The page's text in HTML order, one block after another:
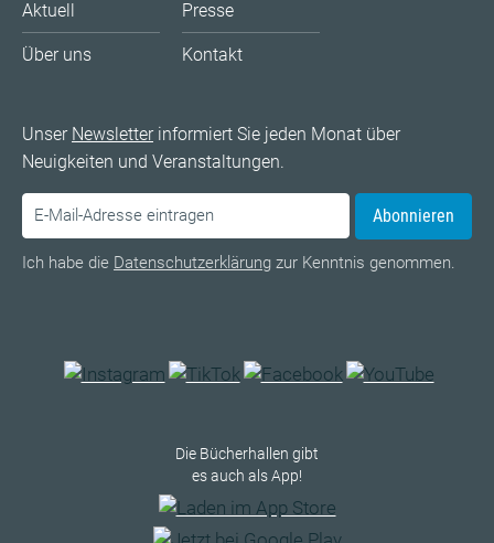
Aktuell
Über uns
Presse
Kontakt
Unser Newsletterinformiert Sie jeden Monat über
Neuigkeiten und Veranstaltungen.
Abonnieren
Ich habe die Datenschutzerklärung zur Kenntnis genommen.
Die Bücherhallen gibt
es auch als App!